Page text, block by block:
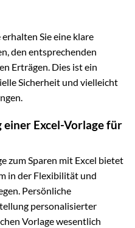
Sie eine klare
den entsprechenden
Erträgen. Dies ist ein
Sicherheit und vielleicht
Excel-Vorlage für
zum Sparen mit Excel bietet
in der Flexibilität und
Persönliche
personalisierter
Vorlage wesentlich